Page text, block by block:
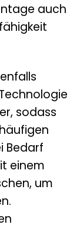
auch
sodass
Bedarf
einem
um